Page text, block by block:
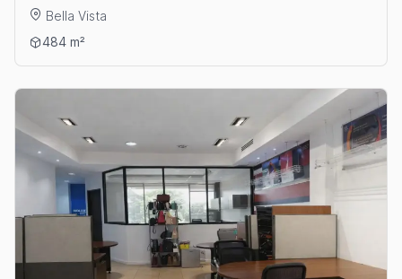
Bella Vista
Ver detalles: ALQUILER DE OFICINA EN BELLA VISTA
484 m²